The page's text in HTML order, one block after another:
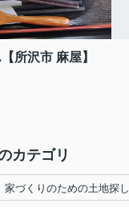
所沢市 麻屋】
カテゴリ
家づくりのための土地探し